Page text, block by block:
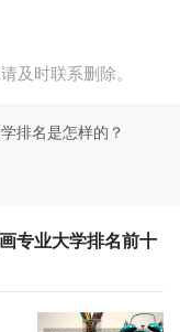
及时联系删除。
排名是怎样的？
专业大学排名前十